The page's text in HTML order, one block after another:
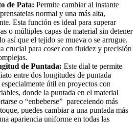
de Pata: Permite cambiar al instante
normal y una más alta,
Esta función es ideal para superar
o múltiples capas de material sin detener
así que el tejido se mueva o se arrugue.
crucial para coser con fluidez y precisión
de Puntada: Este dial te permite
entre dos longitudes de puntada
útil en proyectos con
donde la puntada en el material
o “enbeberse” pareceiendo más
puedes cambiar a una puntada más
apariencia uniforme en todas las